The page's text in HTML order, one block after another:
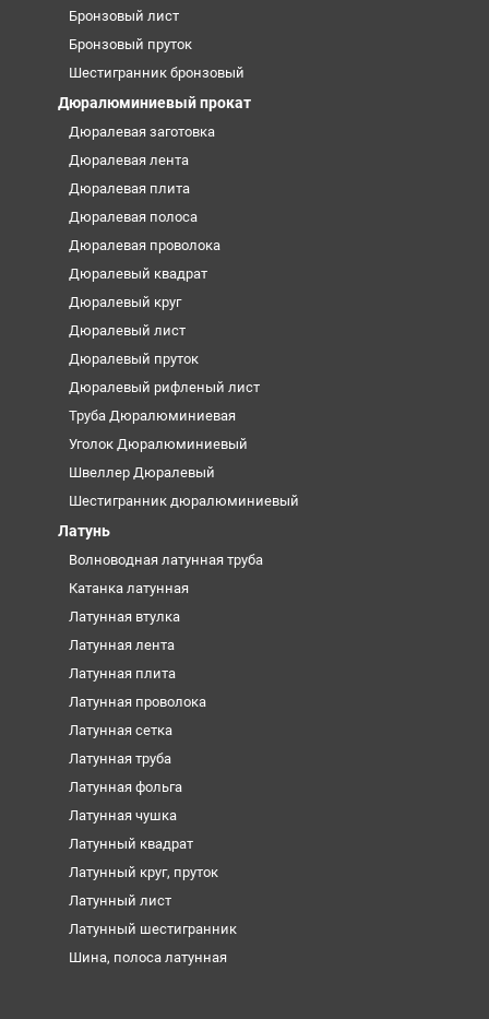
Бронзовый лист
Бронзовый пруток
Шестигранник бронзовый
Дюралюминиевый прокат
Дюралевая заготовка
Дюралевая лента
Дюралевая плита
Дюралевая полоса
Дюралевая проволока
Дюралевый квадрат
Дюралевый круг
Дюралевый лист
Дюралевый пруток
Дюралевый рифленый лист
Труба Дюралюминиевая
Уголок Дюралюминиевый
Швеллер Дюралевый
Шестигранник дюралюминиевый
Латунь
Волноводная латунная труба
Катанка латунная
Латунная втулка
Латунная лента
Латунная плита
Латунная проволока
Латунная сетка
Латунная труба
Латунная фольга
Латунная чушка
Латунный квадрат
Латунный круг, пруток
Латунный лист
Латунный шестигранник
Шина, полоса латунная